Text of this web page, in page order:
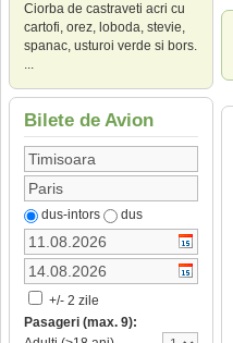
Ciorba de castraveti acri cu
cartofi, orez, loboda, stevie,
spanac, usturoi verde si bors.
...
Bilete de Avion
dus-intors dus
+/- 2 zile
Pasageri (max. 9):